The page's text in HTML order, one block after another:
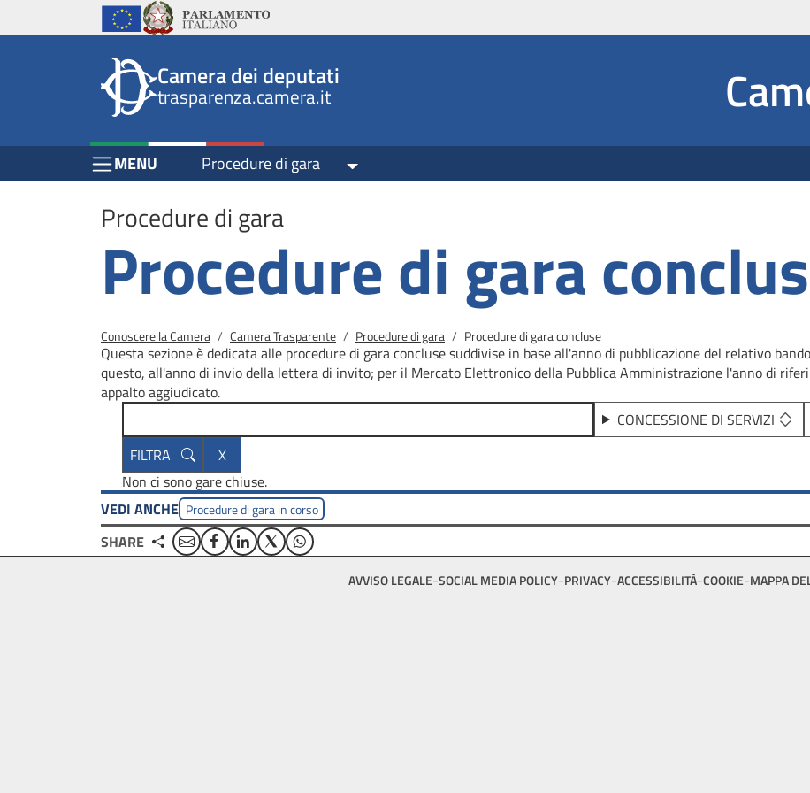
Salta al contenuto principale
Salta al menu di navigazione
top
Istituzioni
Unione EuropeaParlamento Italiano
Camera dei deputati
trasparenza.camera.it
Menu Bar block
MENU Procedure di gara Toggle Dropdown
Procedure di gara
Procedure di gara
Briciole di pane
Conoscere la Camera Camera Trasparente Procedure di gara Procedure di gara concluse
Questa sezione è dedicata alle procedure di gara concluse suddivise in base all'anno di pubblicazione del relativo
questo, all'anno di invio della lettera di invito; per il Mercato Elettronico della Pubblica Amministrazione l'anno di
appalto aggiudicato.
CONCESSIONE DI SERVIZI
Non ci sono gare chiuse.
VEDI ANCHE Procedure di gara in corso
SHARE EmailFacebookLinkedinTwitterWhatsApp
AVVISO LEGALE SOCIAL MEDIA POLICY PRIVACY ACCESSIBILITÀ COOKIE MAPPA
Salta al contenuto principale
Salta al menu di navigazione
Vai a inizio pagina